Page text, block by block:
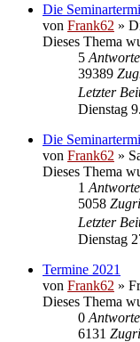
Die
von Frank62 »
Dieses Thema
5
39389
Letzter
Dienstag
Die
von Frank62 »
Dieses Thema
1
5058
Letzter
Dienstag
Termine 2021
von Frank62 »
Dieses Thema
0
6131